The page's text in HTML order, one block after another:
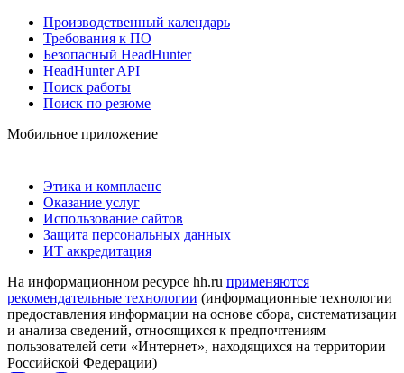
Производственный календарь
Требования к ПО
Безопасный HeadHunter
HeadHunter API
Поиск работы
Поиск по резюме
Мобильное приложение
Этика и комплаенс
Оказание услуг
Использование сайтов
Защита персональных данных
ИТ аккредитация
На информационном ресурсе hh.ru применяются
рекомендательные технологии (информационные технологии
предоставления информации на основе сбора, систематизации
и анализа сведений, относящихся к предпочтениям
пользователей сети «Интернет», находящихся на территории
Российской Федерации)